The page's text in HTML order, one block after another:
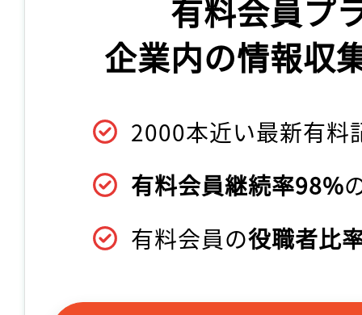
有料会員プ
企業内の情報収
2000本近い最新有料
有料会員継続率98%
有料会員の役職者比